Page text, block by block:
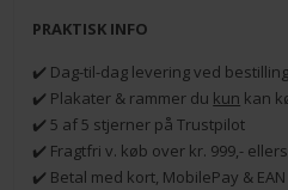
PRAKTISK INFO
✔️ Dag-til-dag levering ved
✔️ Plakater & rammer du kun kan
✔️ 5 af 5 stjerner på Trustpilot
✔️ Fragtfri v. køb over kr. 999,-
✔️ Betal med kort, MobilePay & EAN